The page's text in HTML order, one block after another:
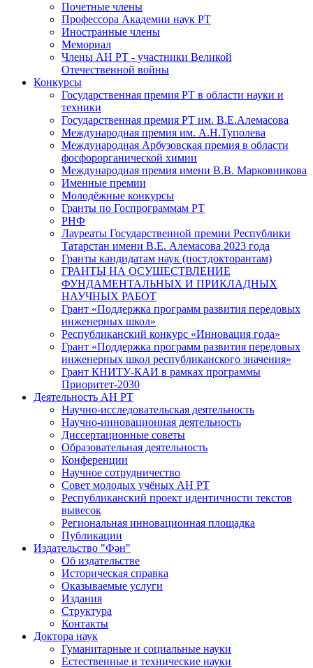
Почетные члены
Профессора Академии наук РТ
Иностранные члены
Мемориал
Члены АН РТ - участники Великой
Отечественной войны
Конкурсы
Государственная премия РТ в области науки и
техники
Государственная премия РТ им. В.Е.Алемасова
Международная премия им. А.Н.Туполева
Международная Арбузовская премия в области
фосфорорганической химии
Международная премия имени В.В. Марковникова
Именные премии
Молодёжные конкурсы
Гранты по Госпрограммам РТ
РНФ
Лауреаты Государственной премии Республики
Татарстан имени В.Е. Алемасова 2023 года
Гранты кандидатам наук (постдокторантам)
ГРАНТЫ НА ОСУЩЕСТВЛЕНИЕ
ФУНДАМЕНТАЛЬНЫХ И ПРИКЛАДНЫХ
НАУЧНЫХ РАБОТ
Грант «Поддержка программ развития передовых
инженерных школ»
Республиканский конкурс «Инновация года»
Грант «Поддержка программ развития передовых
инженерных школ республиканского значения»
Грант КНИТУ-КАИ в рамках программы
Приоритет-2030
Деятельность АН РТ
Научно-исследовательская деятельность
Научно-инновационная деятельность
Диссертационные советы
Образовательная деятельность
Конференции
Научное сотрудничество
Совет молодых учёных АН РТ
Республиканский проект идентичности текстов
вывесок
Региональная инновационная площадка
Публикации
Издательство "Фән"
Об издательстве
Историческая справка
Оказываемые услуги
Издания
Структура
Контакты
Доктора наук
Гуманитарные и социальные науки
Естественные и технические науки